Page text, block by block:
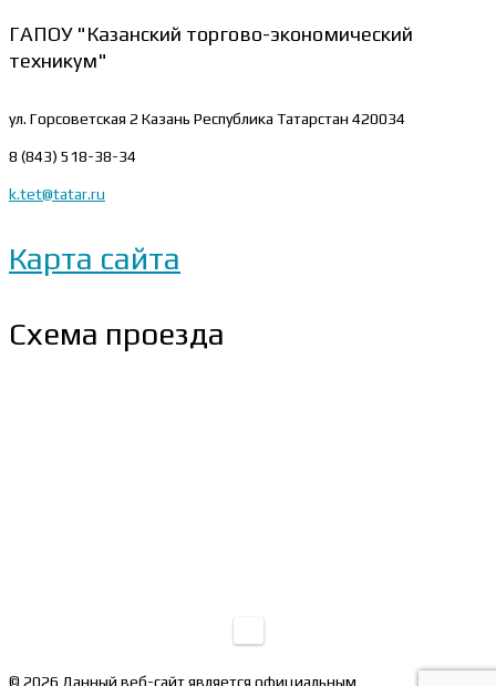
ГАПОУ "Казанский торгово-экономический
техникум"
ул. Горсоветская 2 Казань Республика Татарстан 420034
8 (843) 518-38-34
k.tet@tatar.ru
Карта сайта
Схема проезда
© 2026 Данный веб-сайт является официальным